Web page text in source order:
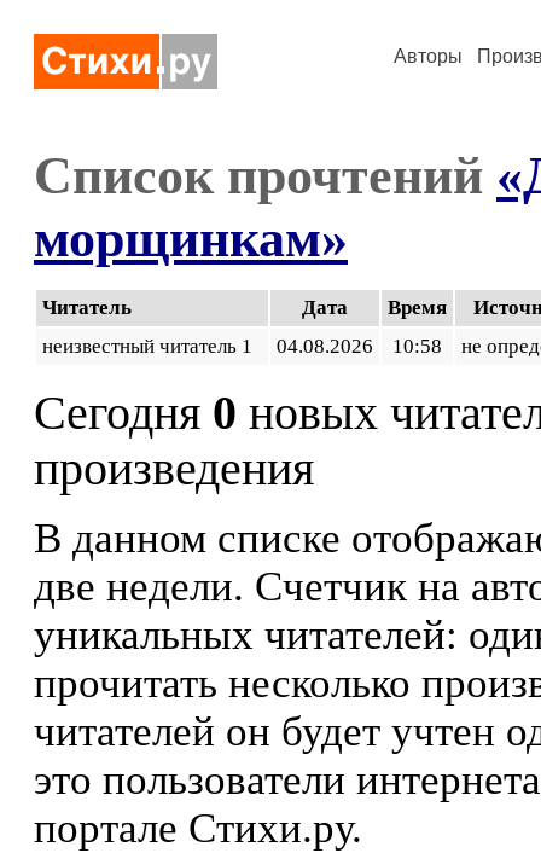
Авторы
Список прочтений
морщинкам»
Читатель Дата Время
неизвестный читатель 1
04.08.2026 10:58 не
Сегодня 0 новых
произведения
В данном списке
две недели. Счетчик на
уникальных читателей:
прочитать несколько
читателей он будет учтен
это пользователи
портале Стихи.ру.